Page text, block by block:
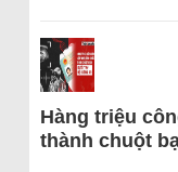
Hàng triệu
thành chuột